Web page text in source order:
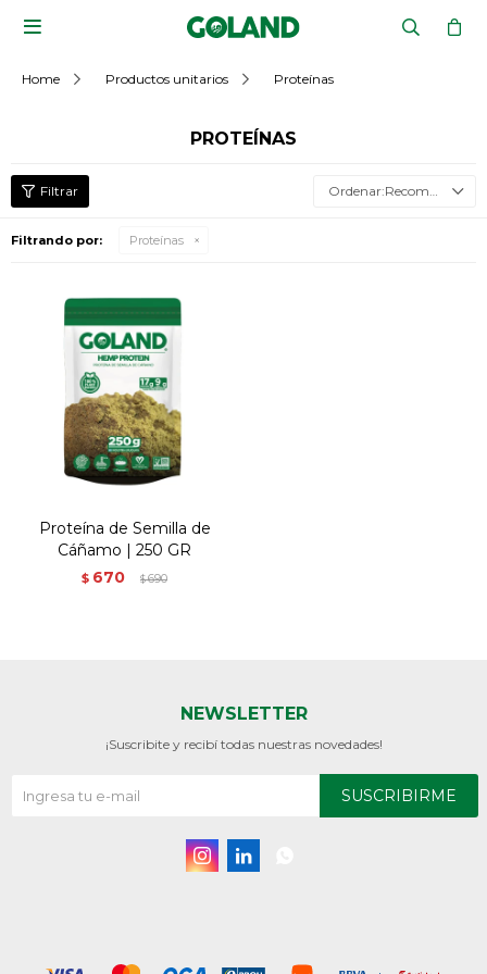

Home Productos unitarios Proteínas
PROTEÍNAS
Recomendados
Filtrando por: Proteínas
Proteína de Semilla de
Cáñamo | 250 GR
$ 670 $690
NEWSLETTER
¡Suscribite y recibí todas nuestras novedades!
SUSCRIBIRME
 